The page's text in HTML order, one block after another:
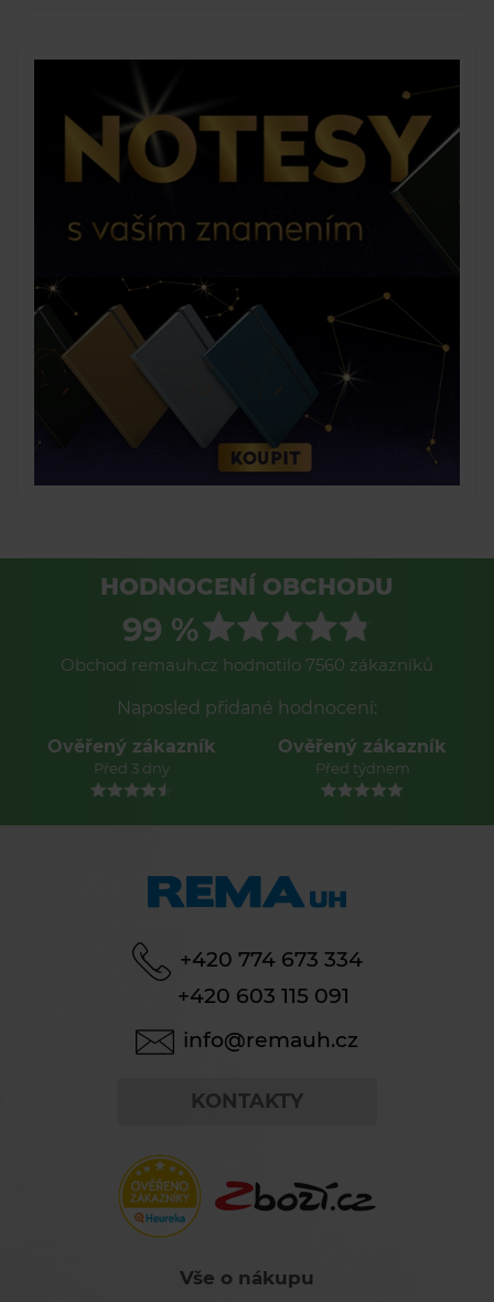
HODNOCENÍ OBCHODU
99 %
Obchod remauh.cz hodnotilo 7560 zákazníků
Naposled přidané hodnocení:
Ověřený zákazník
Před 3 dny
Ověřený zákazník
Před týdnem
+420 774 673 334
+420 603 115 091
info@remauh.cz
KONTAKTY
Vše o nákupu